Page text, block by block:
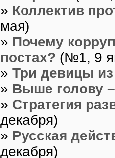
» Коллектив
мая)
» Почему
постах? (№1, 9
» Три девицы
» Выше голову
» Стратегия
декабря)
» Русская
декабря)